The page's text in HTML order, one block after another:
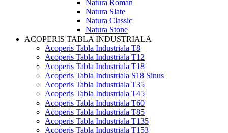
Natura Roman
Natura Slate
Natura Classic
Natura Stone
ACOPERIS TABLA INDUSTRIALA
Acoperis Tabla Industriala T8
Acoperis Tabla Industriala T12
Acoperis Tabla Industriala T18
Acoperis Tabla Industriala S18 Sinus
Acoperis Tabla Industriala T35
Acoperis Tabla Industriala T45
Acoperis Tabla Industriala T60
Acoperis Tabla Industriala T85
Acoperis Tabla Industriala T135
Acoperis Tabla Industriala T153